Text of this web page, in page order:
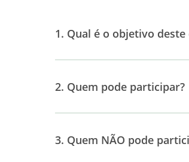
1. Qual é o objetivo deste
2. Quem pode participar?
3. Quem NÃO pode